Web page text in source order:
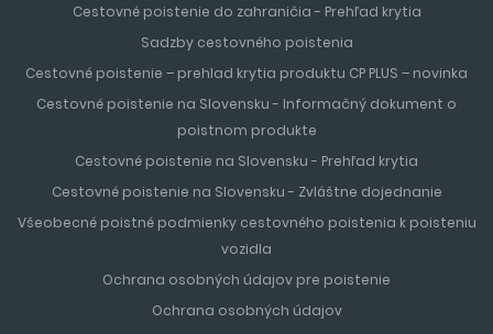
Cestovné poistenie do zahraničia - Prehľad krytia
Sadzby cestovného poistenia
Cestovné poistenie – prehlad krytia produktu CP PLUS – novinka
Cestovné poistenie na Slovensku - Informačný dokument o
poistnom produkte
Cestovné poistenie na Slovensku - Prehľad krytia
Cestovné poistenie na Slovensku - Zvláštne dojednanie
Všeobecné poistné podmienky cestovného poistenia k poisteniu
vozidla
Ochrana osobných údajov pre poistenie
Ochrana osobných údajov